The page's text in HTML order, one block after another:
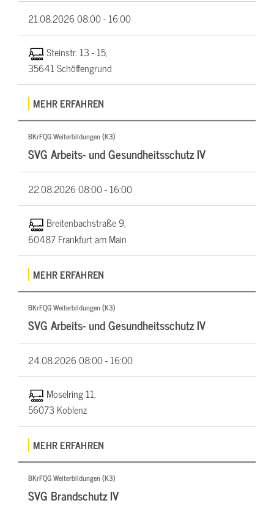
21.08.202608:00 - 16:00
Steinstr. 13 - 15,
35641 Schöffengrund
MEHR ERFAHREN
BKrFQG Weiterbildungen (K3)
SVG Arbeits- und Gesundheitsschutz IV
22.08.202608:00 - 16:00
Breitenbachstraße 9,
60487 Frankfurt am Main
MEHR ERFAHREN
BKrFQG Weiterbildungen (K3)
SVG Arbeits- und Gesundheitsschutz IV
24.08.202608:00 - 16:00
Moselring 11,
56073 Koblenz
MEHR ERFAHREN
BKrFQG Weiterbildungen (K3)
SVG Brandschutz IV